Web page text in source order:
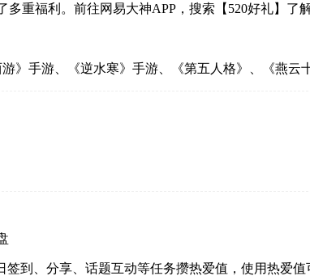
多重福利。前往网易大神APP，搜索【520好礼】了
》手游、《逆水寒》手游、《第五人格》、《燕云
签到、分享、话题互动等任务攒热爱值，使用热爱